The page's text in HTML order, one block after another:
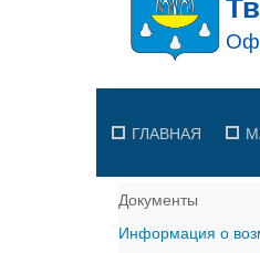
ГЛАВНАЯ
Документы
Информация о